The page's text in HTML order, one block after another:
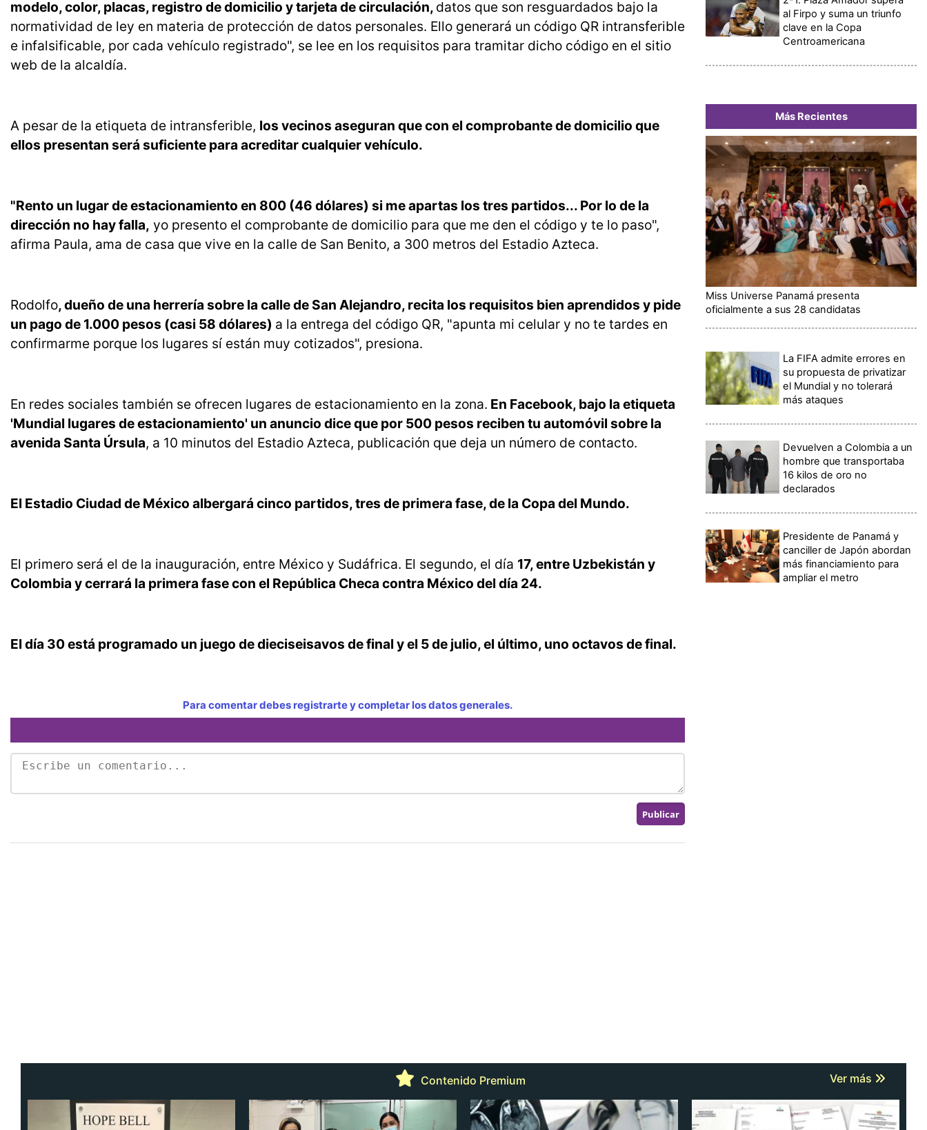
modelo, color, placas, registro de domicilio y tarjeta de circulación, datos que son resguardados bajo la
normatividad de ley en materia de protección de datos personales. Ello generará un código QR intransferible
e infalsificable, por cada vehículo registrado", se lee en los requisitos para tramitar dicho código en el sitio
web de la alcaldía.
A pesar de la etiqueta de intransferible, los vecinos aseguran que con el comprobante de domicilio que
ellos presentan será suficiente para acreditar cualquier vehículo.
"Rento un lugar de estacionamiento en 800 (46 dólares) si me apartas los tres partidos... Por lo de la
dirección no hay falla, yo presento el comprobante de domicilio para que me den el código y te lo paso",
afirma Paula, ama de casa que vive en la calle de San Benito, a 300 metros del Estadio Azteca.
Rodolfo, dueño de una herrería sobre la calle de San Alejandro, recita los requisitos bien aprendidos y pide
un pago de 1.000 pesos (casi 58 dólares) a la entrega del código QR, "apunta mi celular y no te tardes en
confirmarme porque los lugares sí están muy cotizados", presiona.
En redes sociales también se ofrecen lugares de estacionamiento en la zona. En Facebook, bajo la etiqueta
'Mundial lugares de estacionamiento' un anuncio dice que por 500 pesos reciben tu automóvil sobre la
avenida Santa Úrsula, a 10 minutos del Estadio Azteca, publicación que deja un número de contacto.
El Estadio Ciudad de México albergará cinco partidos, tres de primera fase, de la Copa del Mundo.
El primero será el de la inauguración, entre México y Sudáfrica. El segundo, el día 17, entre Uzbekistán y
Colombia y cerrará la primera fase con el República Checa contra México del día 24.
El día 30 está programado un juego de dieciseisavos de final y el 5 de julio, el último, uno octavos de final.
Para comentar debes registrarte y completar los datos generales.
al Firpo y suma un triunfo
clave en la Copa
Centroamericana
Más Recientes
Miss Universe Panamá presenta
oficialmente a sus 28 candidatas
La FIFA admite errores en
su propuesta de privatizar
el Mundial y no tolerará
más ataques
Devuelven a Colombia a un
hombre que transportaba
16 kilos de oro no
declarados
Presidente de Panamá y
canciller de Japón abordan
más financiamiento para
ampliar el metro
Contenido Premium Ver más